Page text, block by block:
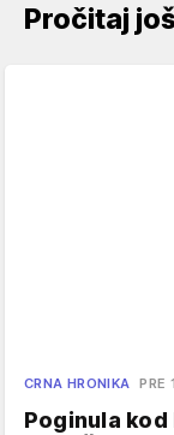
Pročitaj još
CRNA HRONIKA PRE
Poginula